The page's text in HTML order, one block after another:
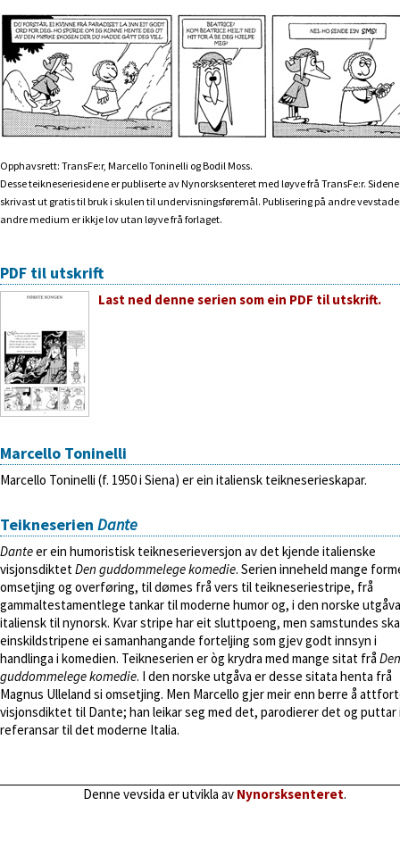
Opphavsrett: TransFe:r, Marcello Toninelli og Bodil Moss.
Desse teikneseriesidene er publiserte av Nynorsksenteret med løyve frå TransFe:r.
skrivast ut gratis til bruk i skulen til undervisningsføremål. Publisering på andre
andre medium er ikkje lov utan løyve frå forlaget.
PDF til utskrift
Last ned denne serien som ein PDF til utskrift.
Marcello Toninelli
Marcello Toninelli (f. 1950 i Siena) er ein italiensk teikneserieskapar.
Teikneserien Dante
Danteer ein humoristisk teikneserieversjon av det kjende italienske
visjonsdiktetDen guddommelege komedie. Serien inneheld mange
omsetjing og overføring, til dømes frå vers til teikneseriestripe, frå
gammaltestamentlege tankar til moderne humor og, i den norske
italiensk til nynorsk. Kvar stripe har eit sluttpoeng, men samstundes
einskildstripene ei samanhangande forteljing som gjev godt innsyn i
handlinga i komedien. Teikneserien er òg krydra med mange sitat frå Den
guddommelege komedie. I den norske utgåva er desse sitata henta frå
Magnus Ulleland si omsetjing. Men Marcello gjer meir enn berre å
visjonsdiktet til Dante; han leikar seg med det, parodierer det og puttar
referansar til det moderne Italia.
Denne vevsida er utvikla av Nynorsksenteret.